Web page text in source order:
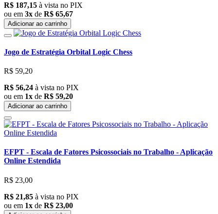
R$ 187,15 à vista no PIX
ou em 3x de R$ 65,67
Adicionar ao carrinho
Jogo de Estratégia Orbital Logic Chess
R$ 59,20
R$ 56,24 à vista no PIX
ou em 1x de R$ 59,20
Adicionar ao carrinho
EFPT - Escala de Fatores Psicossociais no Trabalho - Aplicação
Online Estendida
R$ 23,00
R$ 21,85 à vista no PIX
ou em 1x de R$ 23,00